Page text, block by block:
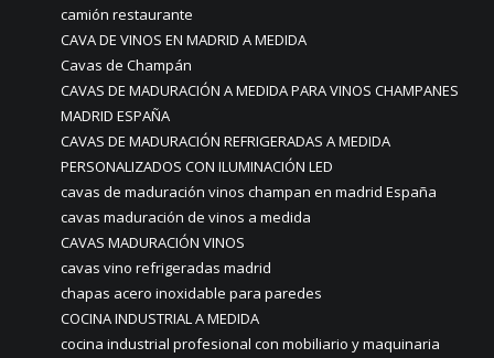
camión restaurante
CAVA DE VINOS EN MADRID A MEDIDA
Cavas de Champán
CAVAS DE MADURACIÓN A MEDIDA PARA VINOS CHAMPANES
MADRID ESPAÑA
CAVAS DE MADURACIÓN REFRIGERADAS A MEDIDA
PERSONALIZADOS CON ILUMINACIÓN LED
cavas de maduración vinos champan en madrid España
cavas maduración de vinos a medida
CAVAS MADURACIÓN VINOS
cavas vino refrigeradas madrid
chapas acero inoxidable para paredes
COCINA INDUSTRIAL A MEDIDA
cocina industrial profesional con mobiliario y maquinaria